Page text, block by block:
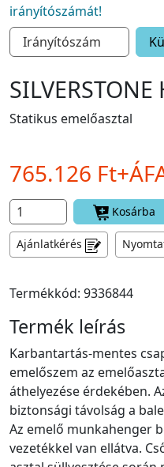
irányítószámát!
Statikus emelőasztal
765.126
Kosárba
Ajánlatkérés
Termékkód: 9336844
Termék leírás
Karbantartás-mentes
emelőszem az
áthelyezése érdekében.
biztonsági távolság a
Az emelő munkahenger
vezetékkel van ellátva.